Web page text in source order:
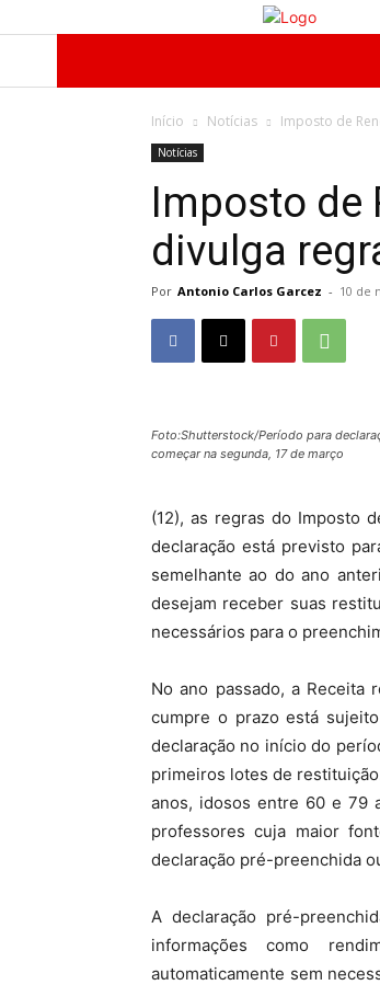
Início Notícias Imposto de
Notícias
Imposto de
divulga
Por Antonio Carlos Garcez - 10 de
Foto:Shutterstock/Período para
começar na segunda, 17 de março
(12), as regras do Imposto
declaração está previsto
semelhante ao do ano
desejam receber suas
necessários para o
No ano passado, a Receita
cumpre o prazo está
declaração no início do
primeiros lotes de
anos, idosos entre 60 e 79
professores cuja maior
declaração pré-preenchida
A declaração pré-
informações como
automaticamente sem